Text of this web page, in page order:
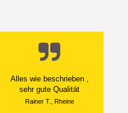
Ein einfach toller Service
- prompte Lieferung und
sogar mit Pflegehinweis!